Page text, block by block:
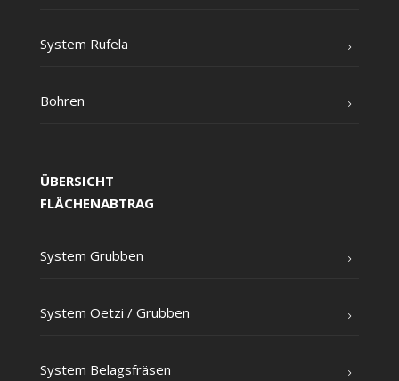
Sys­tem Rufela
Boh­ren
ÜBERSICHT
FLÄCHENABTRAG
Sys­tem Grubben
Sys­tem Oet­zi /​ Grub­ben
Sys­tem Belagsfräsen